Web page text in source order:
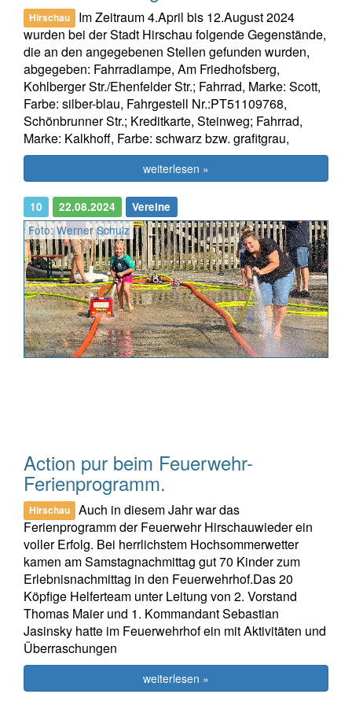
Hirschau
Im Zeitraum 4.April bis 12.August 2024
wurden bei der Stadt Hirschau folgende Gegenstände,
die an den angegebenen Stellen gefunden wurden,
abgegeben: Fahrradlampe, Am Friedhofsberg,
Kohlberger Str./Ehenfelder Str.; Fahrrad, Marke: Scott,
Farbe: silber-blau, Fahrgestell Nr.:PT51109768,
Schönbrunner Str.; Kreditkarte, Steinweg; Fahrrad,
Marke: Kalkhoff, Farbe: schwarz bzw. grafitgrau,
weiterlesen »
10 22.08.2024 Vereine
Foto: Werner Schulz
Action pur beim Feuerwehr-
Ferienprogramm.
Hirschau
Auch in diesem Jahr war das
Ferienprogramm der Feuerwehr Hirschauwieder ein
voller Erfolg. Bei herrlichstem Hochsommerwetter
kamen am Samstagnachmittag gut 70 Kinder zum
Erlebnisnachmittag in den Feuerwehrhof.Das 20
Köpfige Helferteam unter Leitung von 2. Vorstand
Thomas Maier und 1. Kommandant Sebastian
Jasinsky hatte im Feuerwehrhof ein mit Aktivitäten und
Überraschungen
weiterlesen »